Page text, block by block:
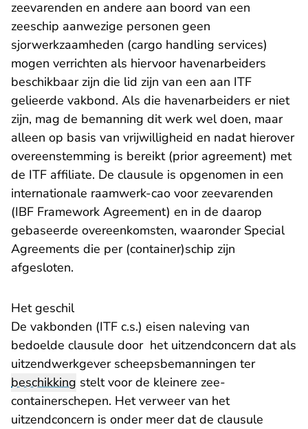
zeevarenden en andere aan boord van een
zeeschip aanwezige personen geen
sjorwerkzaamheden (cargo handling services)
mogen verrichten als hiervoor havenarbeiders
beschikbaar zijn die lid zijn van een aan ITF
gelieerde vakbond. Als die havenarbeiders er niet
zijn, mag de bemanning dit werk wel doen, maar
alleen op basis van vrijwilligheid en nadat hierover
overeenstemming is bereikt (prior agreement) met
de ITF affiliate. De clausule is opgenomen in een
internationale raamwerk-cao voor zeevarenden
(IBF Framework Agreement) en in de daarop
gebaseerde overeenkomsten, waaronder Special
Agreements die per (container)schip zijn
afgesloten.
Het geschil
De vakbonden (ITF c.s.) eisen naleving van
bedoelde clausule door het uitzendconcern dat als
uitzendwerkgever scheepsbemanningen ter
beschikking stelt voor de kleinere zee-
containerschepen. Het verweer van het
uitzendconcern is onder meer dat de clausule